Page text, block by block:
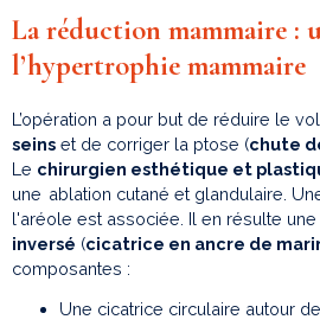
La réduction mammaire :
l’hypertrophie mammaire
L’opération a pour but de réduire le
seins et de corriger la ptose (chute
Le chirurgien esthétique et
une ablation cutané et glandulaire.
l'aréole est associée. Il en résulte une
inversé (cicatrice en ancre de
composantes :
Une cicatrice circulaire autour